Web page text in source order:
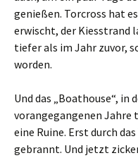
genießen. Torcross hat
erwischt, der Kiesstrand
tiefer als im Jahr zuvor,
worden.
Und das „Boathouse“, in
vorangegangenen Jahre
eine Ruine. Erst durch
gebrannt. Und jetzt